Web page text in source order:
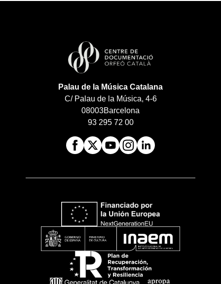
Palau de la Música Catalana
C/ Palau de la Música, 4-6
08003Barcelona
93 295 72 00